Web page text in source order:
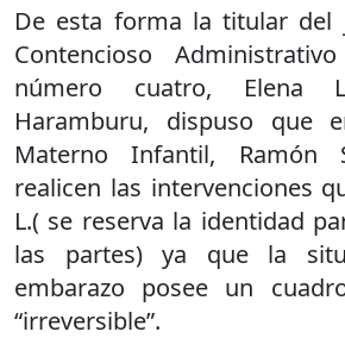
De esta forma la titular del
Contencioso
número cuatro, Elena
Haramburu, dispuso que
Materno Infantil, Ramón
realicen las intervenciones
L.( se reserva la identidad
las partes) ya que la
embarazo posee un
“irreversible”.